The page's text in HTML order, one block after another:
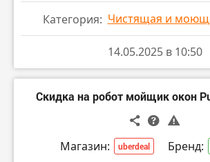
Категория: Чистящая и
14.05.2025 в 10:50
Скидка на робот мойщик окон
Магазин: uberdeal Бренд: